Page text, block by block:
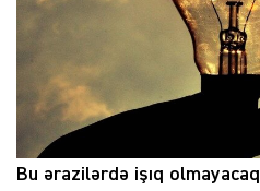
Bu ərazilərdə işıq olmayacaq